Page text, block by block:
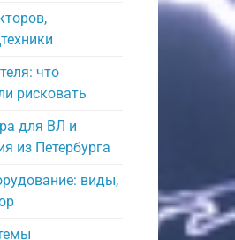
что
рисковать
для ВЛ и
из Петербурга
виды,